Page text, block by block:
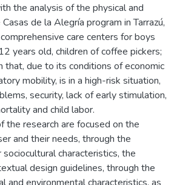
the analysis of the physical and
de la Alegría program in Tarrazú,
care centers for boys
years old, children of coffee pickers;
that, due to its conditions of economic
mobility, is in a high-risk situation,
security, lack of early stimulation,
and child labor.
the research are focused on the
and their needs, through the
characteristics, the
design guidelines, through the